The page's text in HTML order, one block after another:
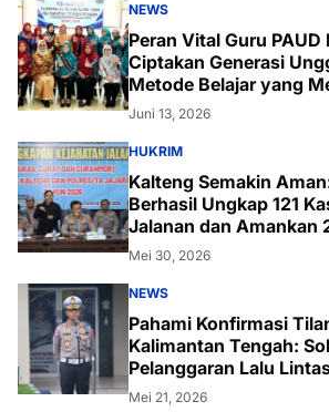
NEWS
Peran Vital Guru
Ciptakan Generasi
Metode Belajar yang
Inovatif
Juni 13, 2026
HUKRIM
Kalteng Semakin
Berhasil Ungkap 121
Jalanan dan Amankan
Mei 30, 2026
NEWS
Pahami Konfirmasi
Kalimantan Tengah:
Pelanggaran Lalu
Mei 21, 2026